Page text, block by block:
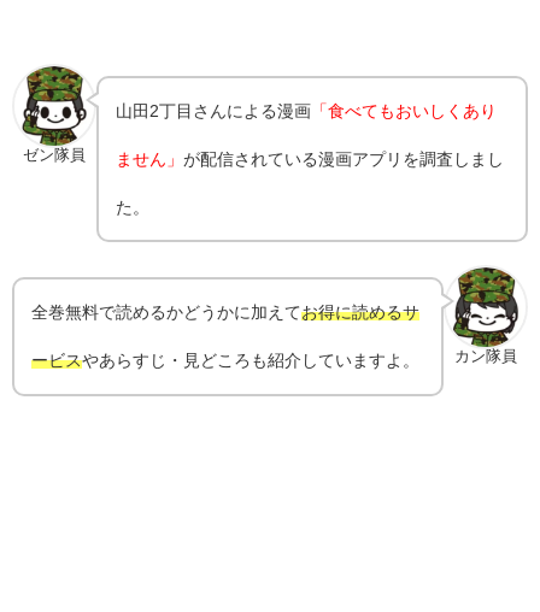
ゼン隊員
山田2丁目 さんによる漫画 「食べてもおいしくあり
ません」が配信されている漫画アプリを調査しまし
た。
カン隊員
全巻無料で読めるかどうかに加えてお得に読めるサ
ービスやあらすじ・見どころも紹介していますよ。